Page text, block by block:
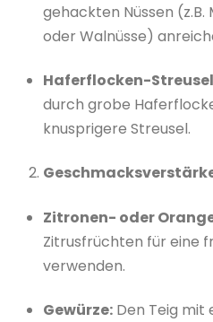
gehackten Nüssen (z.B.
oder Walnüsse)
Haferflocken-
durch grobe
knusprigere Streusel.
Zitronen- oder
Zitrusfrüchten für eine
verwenden.
Gewürze: Den Teig mit